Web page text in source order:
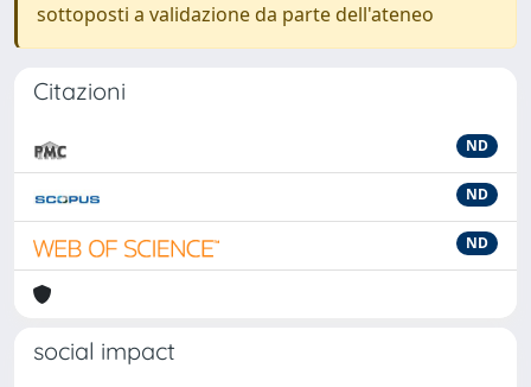
sottoposti a validazione da parte dell'ateneo
Citazioni
ND
ND
ND
social impact